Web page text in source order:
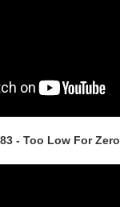
- Too Low For Zero